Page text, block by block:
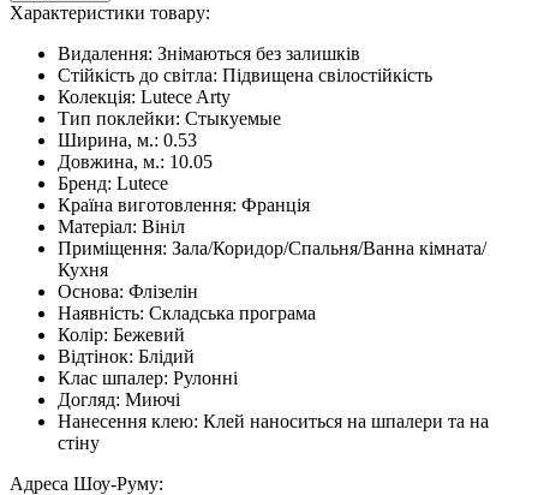
Характеристики товару:
Видалення: Знімаються без залишків
Стійкість до світла: Підвищена свілостійкість
Колекція: Lutece Arty
Тип поклейки: Стыкуемые
Ширина, м.: 0.53
Довжина, м.: 10.05
Бренд: Lutece
Країна виготовлення: Франція
Матеріал: Вініл
Приміщення: Зала/Коридор/Спальня/Ванна кімната/
Кухня
Основа: Флізелін
Наявність: Складська програма
Колір: Бежевий
Відтінок: Блідий
Клас шпалер: Рулонні
Догляд: Миючі
Нанесення клею: Клей наноситься на шпалери та на
стіну
Адреса Шоу-Руму: